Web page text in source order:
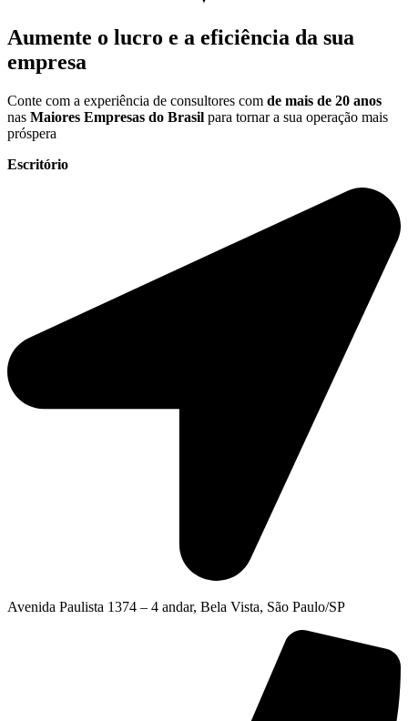
Aumente o lucro e a eficiência da sua
empresa
Conte com a experiência de consultores com de mais de 20 anos
nas Maiores Empresas do Brasil para tornar a sua operação mais
próspera
Escritório
Avenida Paulista 1374 – 4 andar, Bela Vista, São Paulo/SP